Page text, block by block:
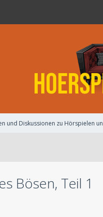
und Diskussionen zu Hörspielen
Bösen, Teil 1